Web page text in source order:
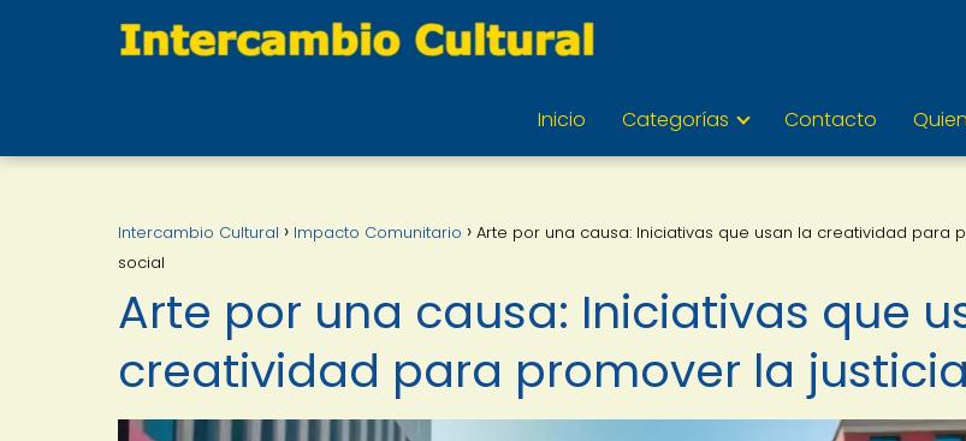
Inicio Categorías Contacto
Intercambio Cultural Impacto Comunitario
Arte por una causa: Iniciativas que usan la creatividad para
social
Arte por una causa: Iniciativas que
creatividad para promover la